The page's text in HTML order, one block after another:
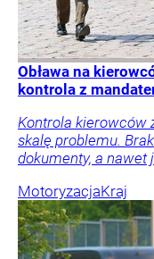
Obława na
kontrola z
Kontrola kierowców
skalę problemu.
dokumenty, a nawet
MotoryzacjaKraj